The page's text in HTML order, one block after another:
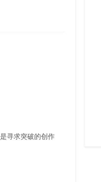
寻求突破的创作